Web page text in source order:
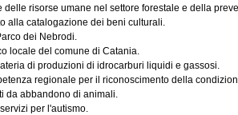
delle risorse umane nel settore forestale e della
alla catalogazione dei beni culturali.
dei Nebrodi.
locale del comune di Catania.
di produzioni di idrocarburi liquidi e gassosi.
regionale per il riconoscimento della
da abbandono di animali.
per l'autismo.